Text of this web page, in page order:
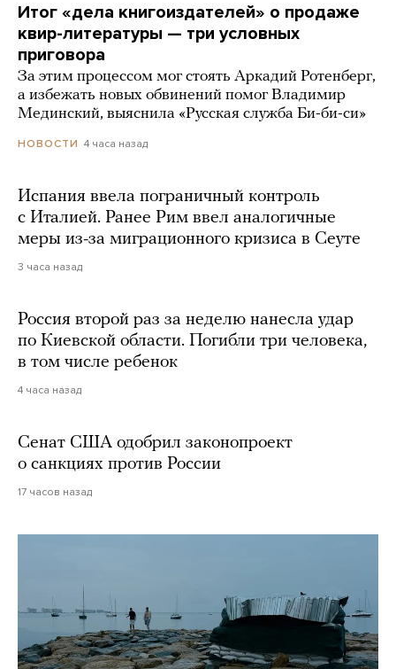
Итог «дела книгоиздателей» о продаже
квир-литературы — три условных
приговора
За этим процессом мог стоять Аркадий Ротенберг,
а избежать новых обвинений помог Владимир
Мединский, выяснила «Русская служба Би-би-си»
НОВОСТИ 4 часа назад
Испания ввела пограничный контроль
с Италией. Ранее Рим ввел аналогичные
меры из-за миграционного кризиса в Сеуте
3 часа назад
Россия второй раз за неделю нанесла удар
по Киевской области. Погибли три человека,
в том числе ребенок
4 часа назад
Сенат США одобрил законопроект
о санкциях против России
17 часов назад